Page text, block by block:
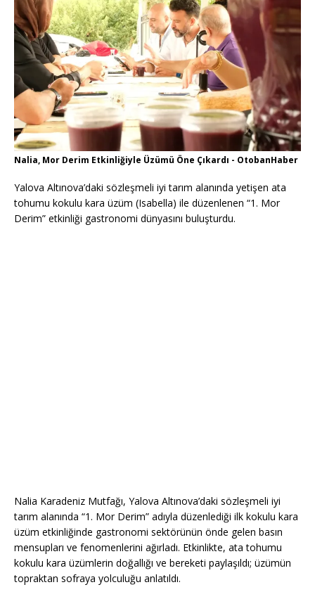
Nalia, Mor Derim Etkinliğiyle Üzümü Öne Çıkardı - OtobanHaber
Yalova Altınova’daki sözleşmeli iyi tarım alanında yetişen ata
tohumu kokulu kara üzüm (Isabella) ile düzenlenen “1. Mor
Derim” etkinliği gastronomi dünyasını buluşturdu.
Nalia Karadeniz Mutfağı, Yalova Altınova’daki sözleşmeli iyi
tarım alanında “1. Mor Derim” adıyla düzenlediği ilk kokulu kara
üzüm etkinliğinde gastronomi sektörünün önde gelen basın
mensupları ve fenomenlerini ağırladı. Etkinlikte, ata tohumu
kokulu kara üzümlerin doğallığı ve bereketi paylaşıldı; üzümün
topraktan sofraya yolculuğu anlatıldı.